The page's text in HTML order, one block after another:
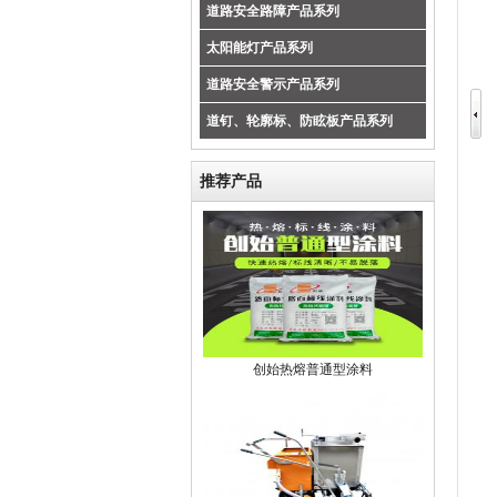
道路安全路障产品系列
太阳能灯产品系列
道路安全警示产品系列
道钉、轮廓标、防眩板产品系列
推荐产品
创始热熔普通型涂料